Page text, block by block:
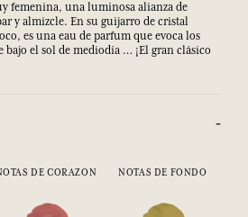
femenina, una luminosa alianza de
y almizcle. En su guijarro de cristal
es una eau de parfum que evoca los
bajo el sol de mediodía … ¡El gran clásico
DE CORAZON NOTAS DE FONDO